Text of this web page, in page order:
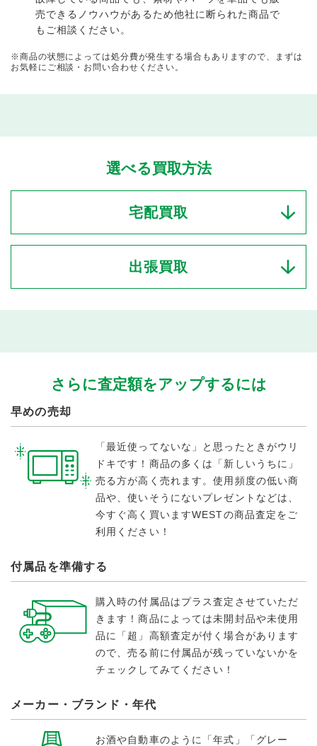
売できるノウハウがあるため他社に断られた商品で
もご相談ください。
※商品の状態によっては処分費が発生する場合もありますので、まずは
お気軽にご相談・お問い合わせください。
選べる買取方法
宅配買取
出張買取
さらに査定額をアップするには
早めの売却
「最近使ってないな」と思ったときがウリ
ドキです！商品の多くは「新しいうちに」
売る方が高く売れます。使用頻度の低い商
品や、使いそうにないプレゼントなどは、
今すぐ高く買いますWESTの商品査定をご
利用ください！
付属品を準備する
購入時の付属品はプラス査定させていただ
きます！商品によっては未開封品や未使用
品に「超」高額査定が付く場合があります
ので、売る前に付属品が残っていないかを
チェックしてみてください！
メーカー・ブランド・年代
お酒や自動車のように「年式」「グレー